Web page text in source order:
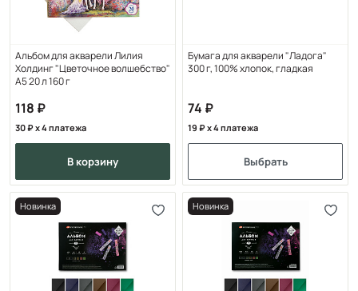
Альбом для акварели Лилия
Холдинг "Цветочное волшебство"
А5 20 л 160 г
118
30 x 4 платежа
в корзину
Бумага для акварели "Ладога"
300 г, 100% хлопок, гладкая
74
19 x 4 платежа
Выбрать
Новинка Новинка